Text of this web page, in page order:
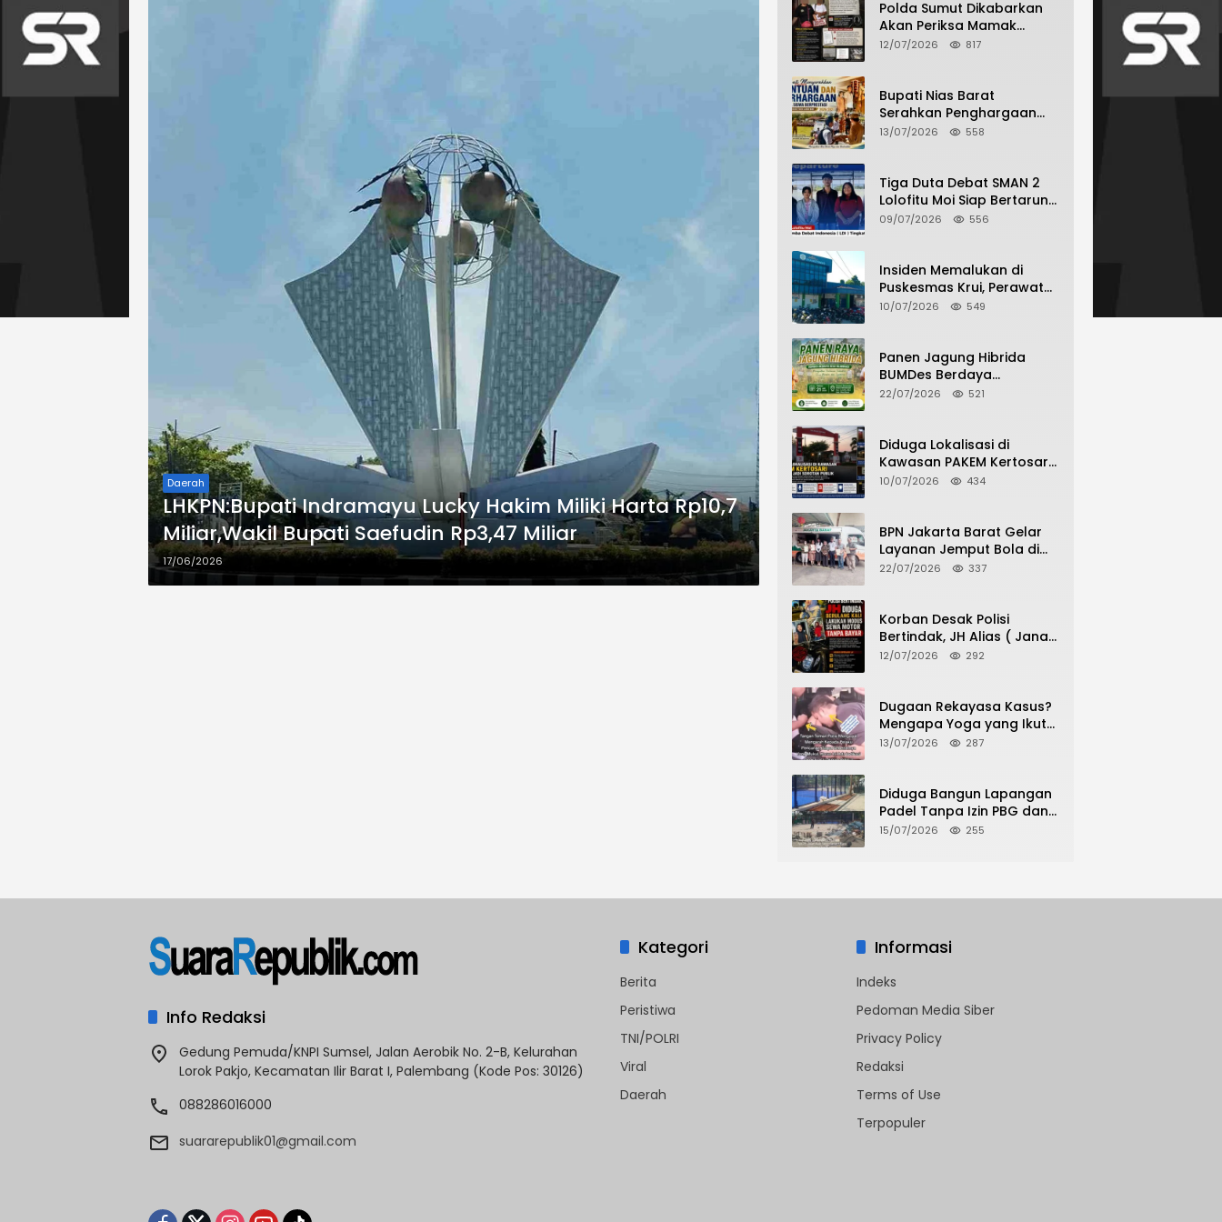
Daerah
LHKPN:Bupati Indramayu Lucky Hakim Miliki Harta Rp10,7
Miliar,Wakil Bupati Saefudin Rp3,47 Miliar ‎
17/06/2026
Polda Sumut Dikabarkan
Akan Periksa Mamak
Maling Terlapor dalam
Perdamaian
12/07/2026 817
Bupati Nias Barat
Serahkan Penghargaan
dan Penghargaan Bagi
13/07/2026 558
Tiga Duta Debat SMAN 2
Lolofitu Moi Siap Bertarung
di LDI Tingkat Provinsi
09/07/2026 556
Insiden Memalukan di
Puskesmas Krui, Perawat
dan Security Berselisih
10/07/2026 549
Panen Jagung Hibrida
BUMDes Berdaya
Hilimbuasi, Bukti Nyata
22/07/2026 521
Diduga Lokalisasi di
Kawasan PAKEM Kertosari
Kembali Jadi Sorotan
10/07/2026 434
BPN Jakarta Barat Gelar
Layanan Jemput Bola di
Kantor Kecamatan Grogol
HGB ke SHM
22/07/2026 337
Korban Desak Polisi
Bertindak, JH Alias ( Jana
Haris) Diduga Berulang
12/07/2026 292
Dugaan Rekayasa Kasus?
Mengapa Yoga yang Ikut
Menangkap Pelaku
Tersangka?
13/07/2026 287
Diduga Bangun Lapangan
Padel Tanpa Izin PBG dan
Dispora, Warga Desak
15/07/2026 255
Info Redaksi
Gedung Pemuda/KNPI Sumsel, Jalan Aerobik No. 2-B, Kelurahan
Lorok Pakjo, Kecamatan Ilir Barat I, Palembang (Kode Pos: 30126)
088286016000
suararepublik01@gmail.com
Kategori
Berita
Peristiwa
TNI/POLRI
Viral
Daerah
Informasi
Indeks
Pedoman Media Siber
Privacy Policy
Redaksi
Terms of Use
Terpopuler